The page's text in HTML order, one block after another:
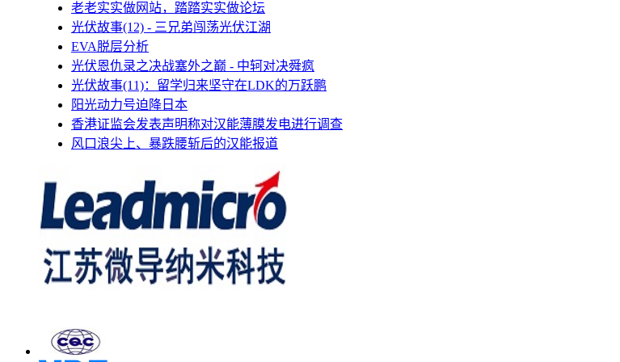
老老实实做网站，踏踏实实做论坛
光伏故事(12) - 三兄弟闯荡光伏江湖
EVA脱层分析
光伏恩仇录之决战塞外之巅 - 中轲对决舜疯
光伏故事(11)：留学归来坚守在LDK的万跃鹏
阳光动力号迫降日本
香港证监会发表声明称对汉能薄膜发电进行调查
风口浪尖上、暴跌腰斩后的汉能报道